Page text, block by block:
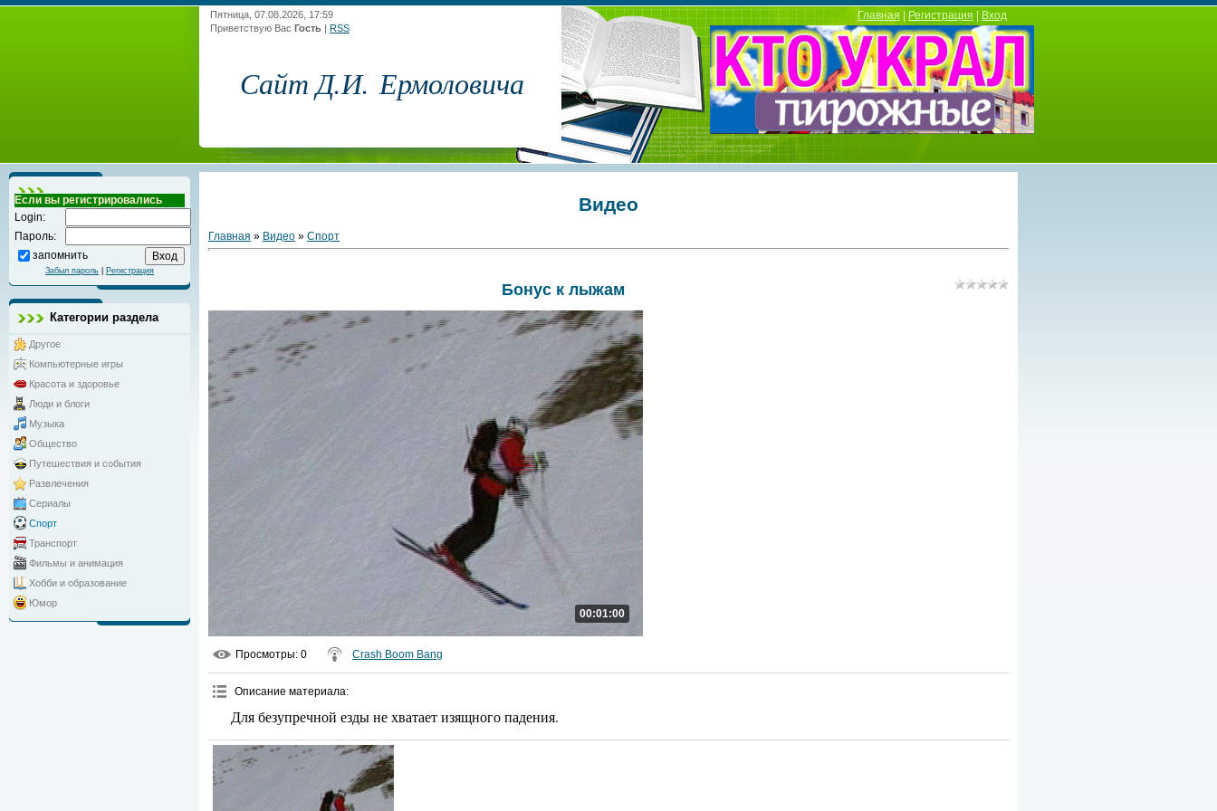
Пятница, 07.08.2026, 17:59
Приветствую Вас Гость | RSS
Сайт Д.И. Ермоловича
Главная Регистрация Вход
Если вы регистрировались
Login:
Пароль:
запомнить
Забыл пароль Регистрация
Категории раздела
Другое
Компьютерные игры
Красота и здоровье
Люди и блоги
Музыка
Общество
Путешествия и события
Развлечения
Сериалы
Спорт
Транспорт
Фильмы и анимация
Хобби и образование
Юмор
Видео
Главная » Видео » Спорт
Бонус к лыжам
00:01:00
Просмотры: 0 Crash Boom Bang
Описание материала:
Для безупречной езды не хватает изящного падения.